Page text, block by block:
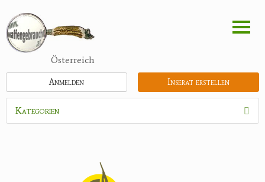
zum
Inhalt
Österreich
Inserat erstellen
Anmelden
Kategorien
Kipplaufgewehre